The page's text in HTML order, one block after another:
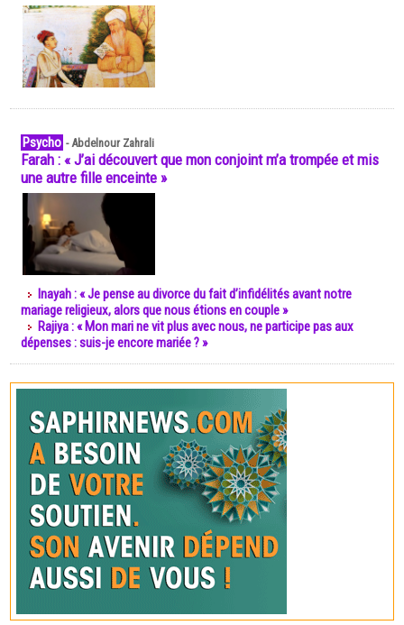
Psycho -Abdelnour Zahrali
Farah : « J’ai découvert que mon conjoint m’a trompée et mis
une autre fille enceinte »
Inayah : « Je pense au divorce du fait d’infidélités avant notre
mariage religieux, alors que nous étions en couple »
Rajiya : « Mon mari ne vit plus avec nous, ne participe pas aux
dépenses : suis-je encore mariée ? »